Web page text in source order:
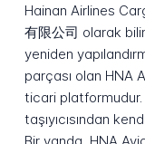
Hainan Airlines
有限公司 olarak
yeniden
parçası olan HNA
ticari
taşıyıcısından